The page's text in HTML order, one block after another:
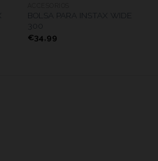
BOLSA PARA INSTAX WIDE
300
€34,99